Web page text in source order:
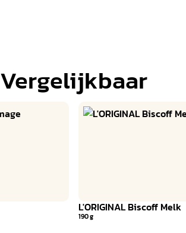
Vergelijkbaar
L'ORIGINAL Biscoff Melk
190 g